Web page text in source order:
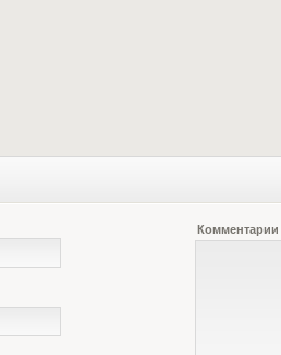
Комментарии